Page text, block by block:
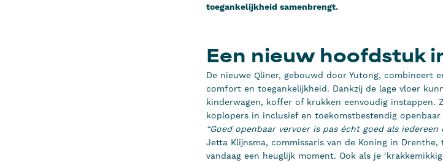
toegankelijkheid samenbrengt.
Een nieuw hoofdstuk
De nieuwe Qliner, gebouwd door Yutong, combineert
comfort en toegankelijkheid. Dankzij de lage vloer
kinderwagen, koffer of krukken eenvoudig instappen.
koplopers in inclusief en toekomstbestendig
“Goed openbaar vervoer is pas écht goed als iedereen
Jetta Klijnsma, commissaris van de Koning in
vandaag een heuglijk moment. Ook als je